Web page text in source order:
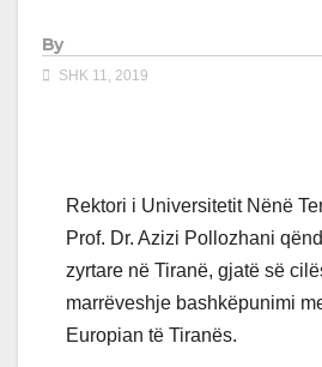
By
SHK 11, 2019
Rektori i Universitetit Nënë
Prof. Dr. Azizi Pollozhani
zyrtare në Tiranë, gjatë së
marrëveshje bashkëpunimi
Europian të Tiranës.